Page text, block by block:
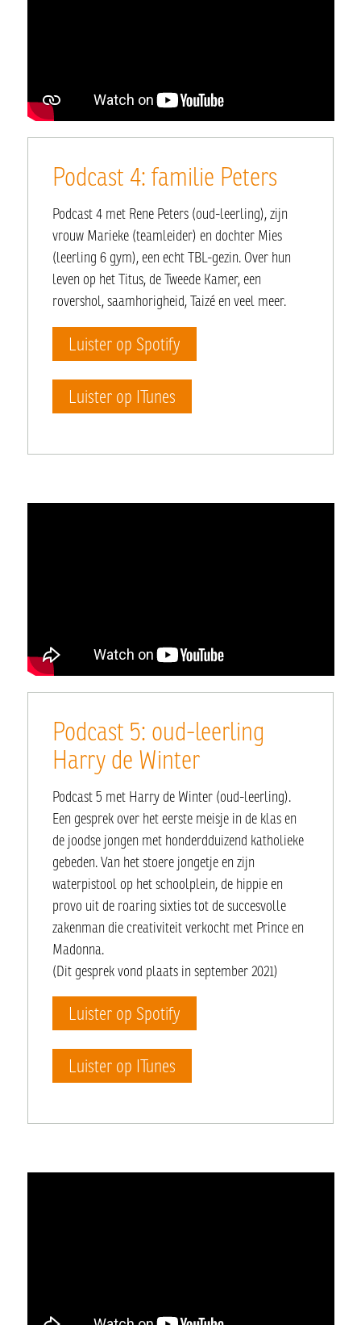
Podcast 4: familie Peters
Podcast 4 met Rene Peters (oud-leerling), zijn
vrouw Marieke (teamleider) en dochter Mies
(leerling 6 gym), een echt TBL-gezin. Over hun
leven op het Titus, de Tweede Kamer, een
rovershol, saamhorigheid, Taizé en veel meer.
Luister op Spotify
Luister op ITunes
Podcast 5: oud-leerling
Harry de Winter
Podcast 5 met Harry de Winter (oud-leerling).
Een gesprek over het eerste meisje in de klas en
de joodse jongen met honderdduizend katholieke
gebeden. Van het stoere jongetje en zijn
waterpistool op het schoolplein, de hippie en
provo uit de roaring sixties tot de succesvolle
zakenman die creativiteit verkocht met Prince en
Madonna.
(Dit gesprek vond plaats in september 2021)
Luister op Spotify
Luister op ITunes